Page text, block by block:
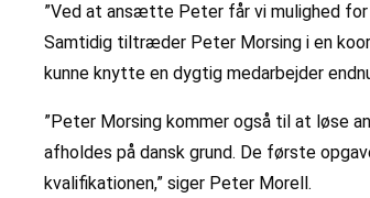
”Ved at ansætte Peter får vi mulighed
Samtidig tiltræder Peter Morsing i en
kunne knytte en dygtig medarbejder
”Peter Morsing kommer også til at løse
afholdes på dansk grund. De første
kvalifikationen,” siger Peter Morell.